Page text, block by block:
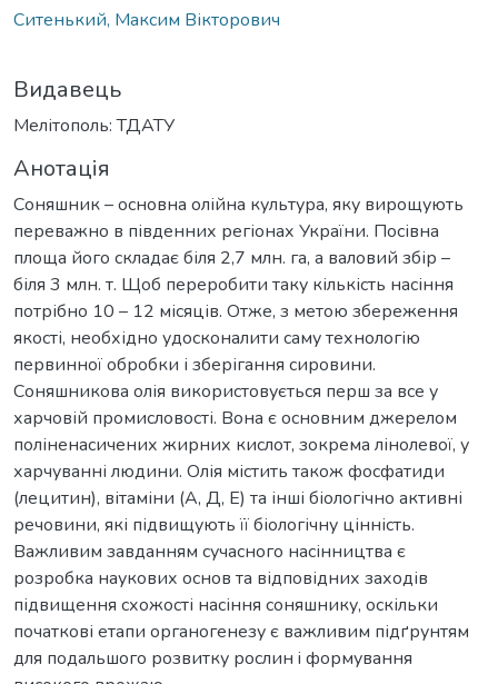
Ситенький, Максим Вікторович
Видавець
Мелітополь: ТДАТУ
Анотація
Соняшник – основна олійна культура, яку вирощують
переважно в південних регіонах України. Посівна
площа його складає біля 2,7 млн. га, а валовий збір –
біля 3 млн. т. Щоб переробити таку кількість насіння
потрібно 10 – 12 місяців. Отже, з метою збереження
якості, необхідно удосконалити саму технологію
первинної обробки і зберігання сировини.
Соняшникова олія використовується перш за все у
харчовій промисловості. Вона є основним джерелом
поліненасичених жирних кислот, зокрема лінолевої, у
харчуванні людини. Олія містить також фосфатиди
(лецитин), вітаміни (А, Д, Е) та інші біологічно активні
речовини, які підвищують її біологічну цінність.
Важливим завданням сучасного насінництва є
розробка наукових основ та відповідних заходів
підвищення схожості насіння соняшнику, оскільки
початкові етапи органогенезу є важливим підґрунтям
для подальшого розвитку рослин i формування